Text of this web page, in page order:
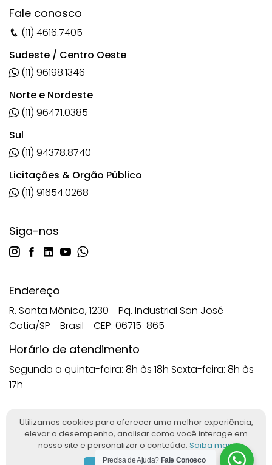
Precisa de Ajuda? Fale Conosco
Fale conosco
(11) 4616.7405
Sudeste / Centro Oeste
(11) 96198.1346
Norte e Nordeste
(11) 96471.0385
Sul
(11) 94378.8740
Licitações & Orgão Público
(11) 91654.0268
Siga-nos
Endereço
R. Santa Mônica, 1230 - Pq. Industrial San José
Cotia/SP - Brasil - CEP: 06715-865
Horário de atendimento
Segunda a quinta-feira: 8h às 18h Sexta-feira: 8h às
17h
Imagens protegidas nos termos da Lei nº 9.610/98. Reprodução
proibida sem autorização. © 2025 ANATOMIC™. Todos os direitos
Utilizamos cookies para oferecer uma melhor experiência,
elevar o desempenho, analisar como você interage em
nosso site e personalizar o conteúdo. Saiba mais